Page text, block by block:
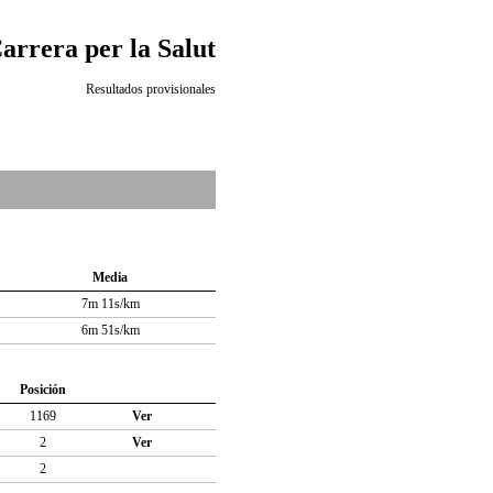
per la Salut
Resultados provisionales
Media
7m 11s/km
6m 51s/km
Posición
1169
Ver
2
Ver
2